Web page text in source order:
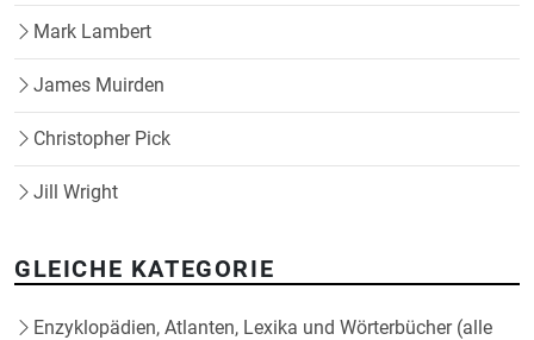
Mark Lambert
James Muirden
Christopher Pick
Jill Wright
GLEICHE KATEGORIE
Enzyklopädien, Atlanten, Lexika und Wörterbücher (alle